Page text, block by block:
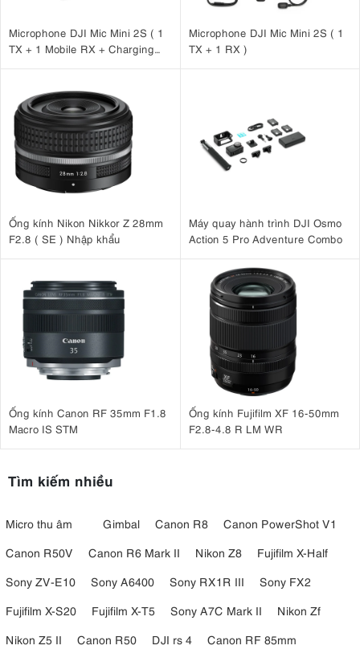
Microphone DJI Mic Mini 2S ( 1
TX + 1 Mobile RX + Charging
Microphone DJI Mic Mini 2S ( 1
TX + 1 RX )
Ống kính Nikon Nikkor Z 28mm
F2.8 ( SE ) Nhập khẩu
Máy quay hành trình DJI Osmo
Action 5 Pro Adventure Combo
Ống kính Canon RF 35mm F1.8
Macro IS STM
Ống kính Fujifilm XF 16-50mm
F2.8-4.8 R LM WR
Tìm kiếm nhiều
Micro thu âm Gimbal Canon R8
Canon PowerShot V1
Canon R50V
Canon R6 Mark II Nikon Z8
Fujifilm X-Half
Sony ZV-E10
Sony A6400 Sony RX1R III
Sony FX2
Fujifilm X-S20
Fujifilm X-T5 Sony A7C Mark II
Nikon Zf
Nikon Z5 II
Canon R50 DJI rs 4
Canon RF 85mm